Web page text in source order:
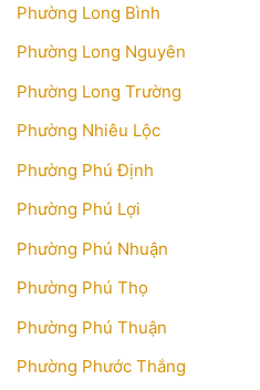
Phường Long Bình
Phường Long Nguyên
Phường Long Trường
Phường Nhiêu Lộc
Phường Phú Định
Phường Phú Lợi
Phường Phú Nhuận
Phường Phú Thọ
Phường Phú Thuận
Phường Phước Thắng